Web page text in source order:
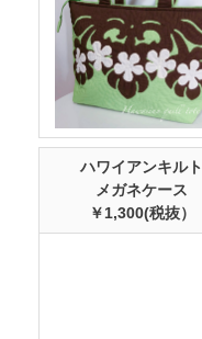
ハワイアンキルト
メガネケース
￥1,300(税抜）